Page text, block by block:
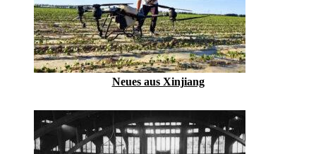
Neues aus Xinjiang